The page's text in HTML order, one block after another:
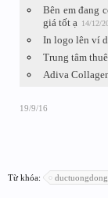
Bên em đang
giá tốt ạ 14/12/
In logo lên ví
Trung tâm
Adiva
19/9/16
Từ khóa: ductuongdong